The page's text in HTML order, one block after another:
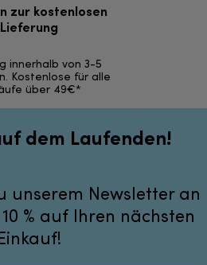
zur kostenlosen
Lieferung
innerhalb von 3-5
Kostenlose für alle
über 49€*
dem Laufenden!
unserem Newsletter an
% auf Ihren nächsten
Einkauf!